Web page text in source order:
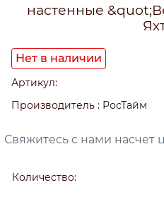
настенные
Нет в наличии
Артикул:
Производитель : РосТайм
Свяжитесь с нами насчет
Количество: